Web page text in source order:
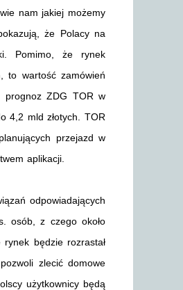
nam jakiej możemy
że Polacy na
Pomimo, że rynek
to wartość zamówień
prognoz ZDG TOR w
4,2 mld złotych. TOR
przejazd w
aplikacji.
odpowiadających
osób, z czego około
będzie rozrastał
zlecić domowe
użytkownicy będą